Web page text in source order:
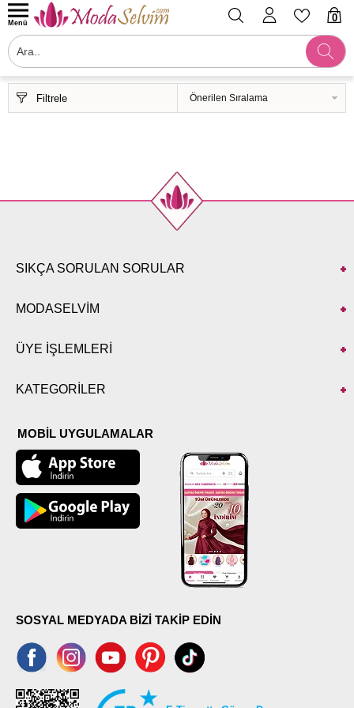
0
Menü
Filtrele
SIKÇA SORULAN SORULAR
MODASELVİM
ÜYE İŞLEMLERİ
KATEGORİLER
MOBİL UYGULAMALAR
SOSYAL MEDYADA BİZİ TAKİP EDİN